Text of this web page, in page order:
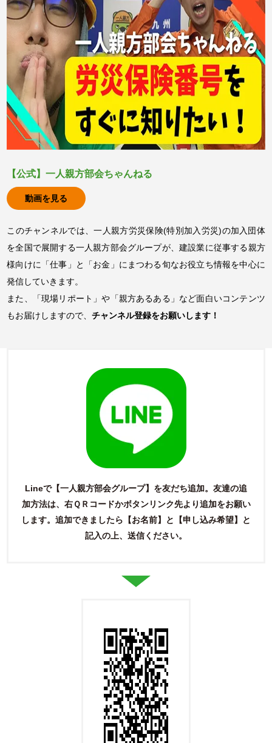
【公式】一人親方部会ちゃんねる
動画を見る
このチャンネルでは、一人親方労災保険(特別加入労災)の加入団体
を全国で展開する一人親方部会グループが、建設業に従事する親方
様向けに「仕事」と「お金」にまつわる旬なお役立ち情報を中心に
発信していきます。
また、「現場リポート」や「親方あるある」など面白いコンテンツ
もお届けしますので、チャンネル登録をお願いします！
Lineで【一人親方部会グループ】を友だち追加。友達の追
加方法は、右ＱＲコードかボタンリンク先より追加をお願い
します。 追加できましたら【お名前】と【申し込み希望】と
記入の上、送信ください。